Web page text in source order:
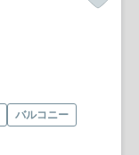
バルコニー